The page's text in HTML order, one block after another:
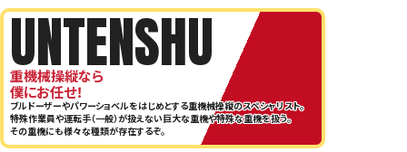
UNTENSHU
重機械操縦なら
僕にお任せ！
ブルドーザーやパワーショベルをはじめとする重機械操縦のスペシャリスト。
特殊作業員や運転手（一般）が扱えない巨大な重機や特殊な重機を扱う。
その重機にも様々な種類が存在するぞ。